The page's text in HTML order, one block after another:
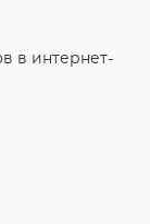
в интернет-